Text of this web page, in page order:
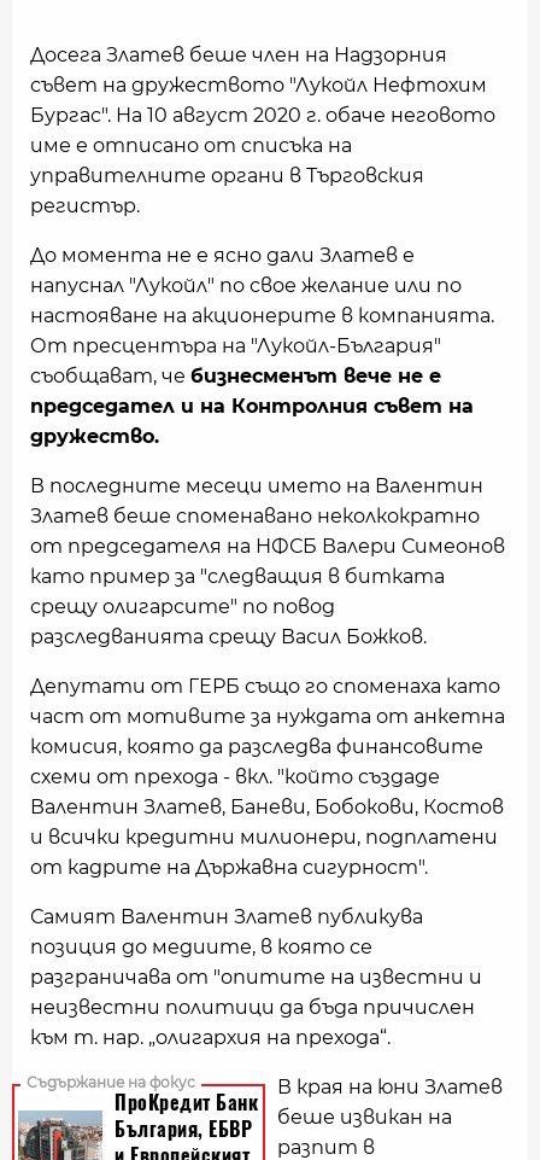
Досега Златев беше член на Надзорния
съвет на дружеството "Лукойл Нефтохим
Бургас". На 10 август 2020 г. обаче неговото
име е отписано от списъка на
управителните органи в Търговския
регистър.
До момента не е ясно дали Златев е
напуснал "Лукойл" по свое желание или по
настояване на акционерите в компанията.
От пресцентъра на "Лукойл-България"
съобщават, че бизнесменът вече не е
председател и на Контролния съвет на
дружество.
В последните месеци името на Валентин
Златев беше споменавано неколкократно
от председателя на НФСБ Валери Симеонов
като пример за "следващия в битката
срещу олигарсите" по повод
разследванията срещу Васил Божков.
Депутати от ГЕРБ също го споменаха като
част от мотивите за нуждата от анкетна
комисия, която да разследва финансовите
схеми от прехода - вкл. "който създаде
Валентин Златев, Баневи, Бобокови, Костов
и всички кредитни милионери, подплатени
от кадрите на Държавна сигурност".
Самият Валентин Златев публикува
позиция до медиите, в която се
разграничава от "опитите на известни и
неизвестни политици да бъда причислен
към т. нар. „олигархия на прехода“.
В края на юни Златев
беше извикан на
разпит в